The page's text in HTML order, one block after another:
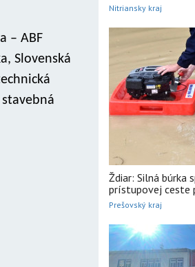
– ABF
Slovenská
Nitriansky kraj
Ždiar: Silná búrka
prístupovej ceste
Prešovský kraj